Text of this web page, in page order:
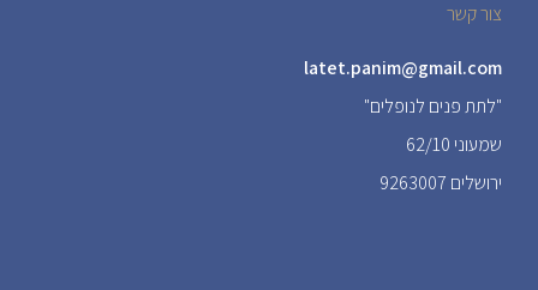
צור קשר
latet.panim@gmail.com
"לתת פנים לנופלים"
שמעוני 62/10
ירושלים 9263007